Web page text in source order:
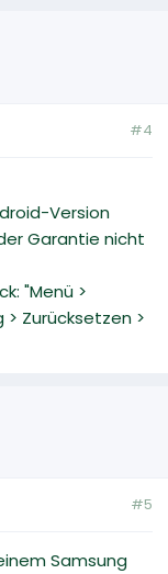
#4
Version
Garantie nicht
"Menü >
Zurücksetzen >
#5
Samsung